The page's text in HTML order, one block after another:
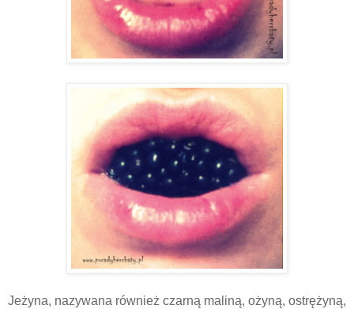
Jeżyna, nazywana również czarną maliną, ożyną, ostrężyną,